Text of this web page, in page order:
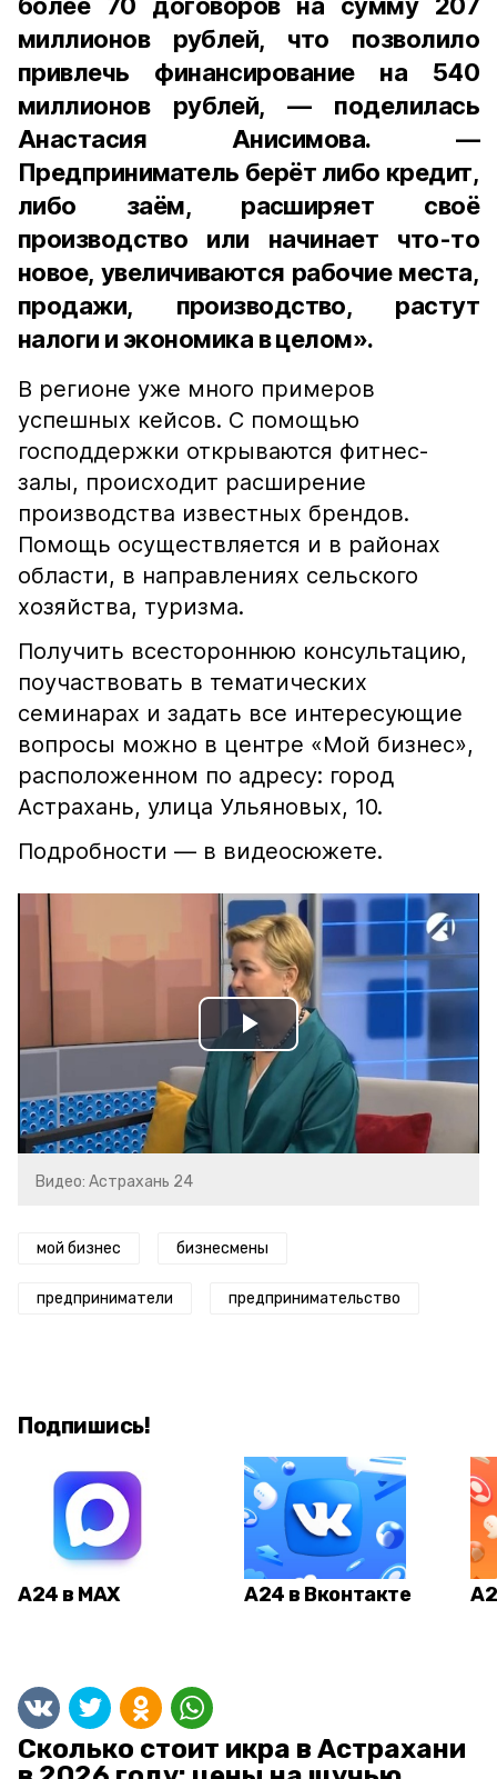
миллионов рублей, что позволило
привлечь финансирование на 540
миллионов рублей, — поделилась
Анастасия Анисимова. —
Предприниматель берёт либо кредит,
либо заём, расширяет своё
производство или начинает что-то
новое, увеличиваются рабочие места,
продажи, производство, растут
налоги и экономика в целом».
В регионе уже много примеров
успешных кейсов. С помощью
господдержки открываются фитнес-
залы, происходит расширение
производства известных брендов.
Помощь осуществляется и в районах
области, в направлениях сельского
хозяйства, туризма.
Получить всестороннюю консультацию,
поучаствовать в тематических
семинарах и задать все интересующие
вопросы можно в центре «Мой бизнес»,
расположенном по адресу: город
Астрахань, улица Ульяновых, 10.
Подробности — в видеосюжете.
Play
Video
Видео: Астрахань 24
мой бизнес бизнесмены
предприниматели предпринимательство
Подпишись!
А24 в MAX А24 в Вконтакте
Сколько стоит икра в Астрахани